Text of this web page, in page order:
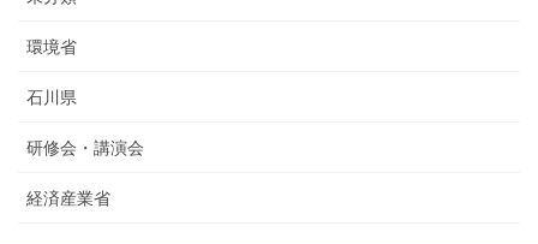
環境省
石川県
研修会・講演会
経済産業省